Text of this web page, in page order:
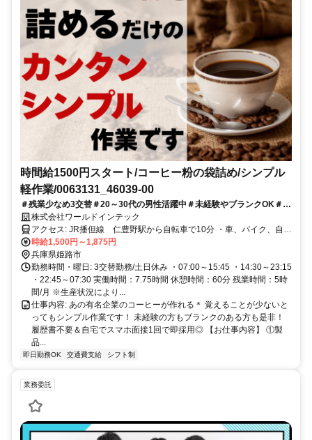
時間給1500円スタート/コーヒー粉の袋詰め/シンプル
軽作業/0063131_46039-00
＃残業少なめ3交替＃20～30代の男性活躍中＃未経験やブランクOK＃履
歴書不要＃日払いOK
株式会社ワールドインテック
アクセス: JR播但線 仁豊野駅から自転車で10分 ・車、バイク、自転
車通勤OK ・交通費規定支給
時給1,500円～1,875円
兵庫県姫路市
勤務時間・曜日: 3交替勤務/土日休み ・07:00～15:45 ・14:30～23:15
・22:45～07:30 実働時間：7.75時間 休憩時間：60分 残業時間：5時
間/月 ※生産状況により...
仕事内容: あの有名企業のコーヒーが作れる＊ 覚えることが少ないと
ってもシンプル作業です！ 未経験の方もブランクのある方も是非！
履歴書不要＆自宅でスマホ面接1回で即採用◎ 【お仕事内容】 ①製
品...
即日勤務OK 交通費支給 シフト制
業務委託